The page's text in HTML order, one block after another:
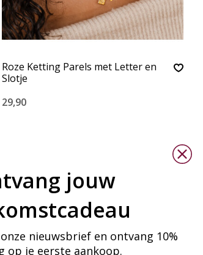
Roze Ketting Parels met Letter en
Slotje
29,90
jouw
nieuwsbrief en ontvang 10%
op je eerste aankoop.